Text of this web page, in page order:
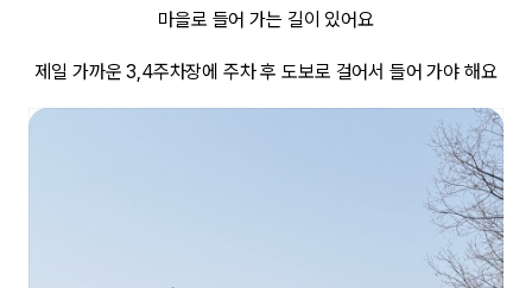
마을로 들어 가는 길이 있어요
제일 가까운 3,4주차장에 주차 후 도보로 걸어서 들어 가야 해요